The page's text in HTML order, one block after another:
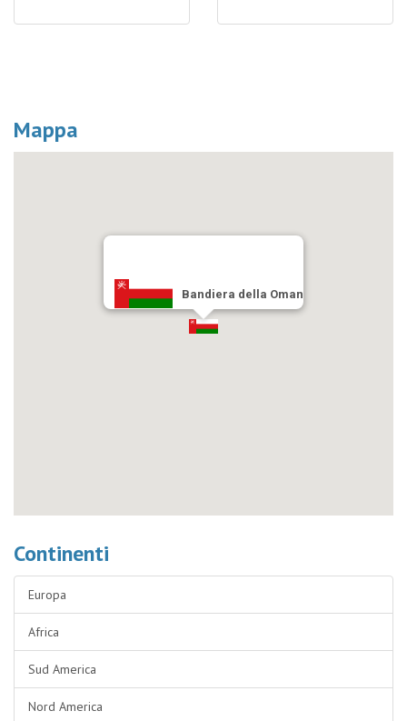
Mappa
Bandiera della Oman
Continenti
Europa
Africa
Sud America
Nord America